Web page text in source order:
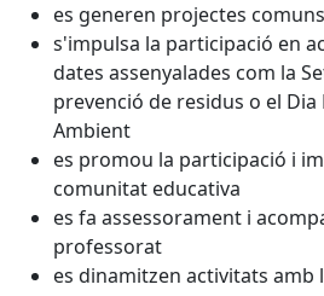
es generen projectes comuns
s'impulsa la participació en
dates assenyalades com la
prevenció de residus o el
Ambient
es promou la participació i
comunitat educativa
es fa assessorament i
professorat
es dinamitzen activitats amb